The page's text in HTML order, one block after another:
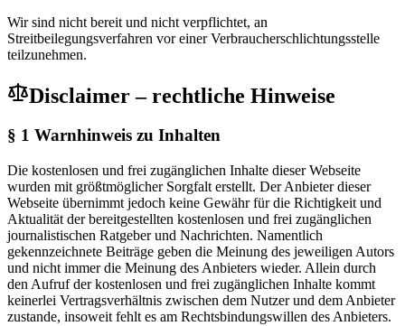
Wir sind nicht bereit und nicht verpflichtet, an
Streitbeilegungsverfahren vor einer Verbraucherschlichtungsstelle
teilzunehmen.
Disclaimer – rechtliche Hinweise
§ 1 Warnhinweis zu Inhalten
Die kostenlosen und frei zugänglichen Inhalte dieser Webseite
wurden mit größtmöglicher Sorgfalt erstellt. Der Anbieter dieser
Webseite übernimmt jedoch keine Gewähr für die Richtigkeit und
Aktualität der bereitgestellten kostenlosen und frei zugänglichen
journalistischen Ratgeber und Nachrichten. Namentlich
gekennzeichnete Beiträge geben die Meinung des jeweiligen Autors
und nicht immer die Meinung des Anbieters wieder. Allein durch
den Aufruf der kostenlosen und frei zugänglichen Inhalte kommt
keinerlei Vertragsverhältnis zwischen dem Nutzer und dem Anbieter
zustande, insoweit fehlt es am Rechtsbindungswillen des Anbieters.